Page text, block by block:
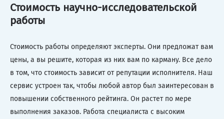
Стоимость научно-исследовательской
работы
Стоимость работы определяют эксперты. Они предложат вам
цены, а вы решите, которая из них вам по карману. Все дело
в том, что стоимость зависит от репутации исполнителя. Наш
сервис устроен так, чтобы любой автор был заинтересован в
повышении собственного рейтинга. Он растет по мере
выполнения заказов. Работа специалиста с высоким